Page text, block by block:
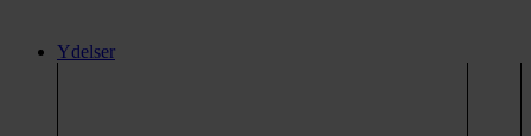
Ydelser